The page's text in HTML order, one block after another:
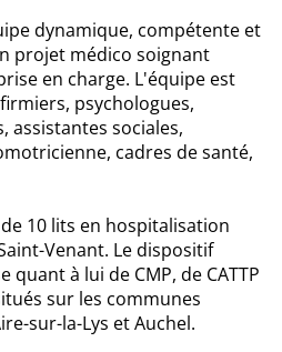
dynamique, compétente et
projet médico soignant
en charge. L'équipe est
psychologues,
assistantes sociales,
cadres de santé,
10 lits en hospitalisation
Venant. Le dispositif
à lui de CMP, de CATTP
sur les communes
sur-la-Lys et Auchel.